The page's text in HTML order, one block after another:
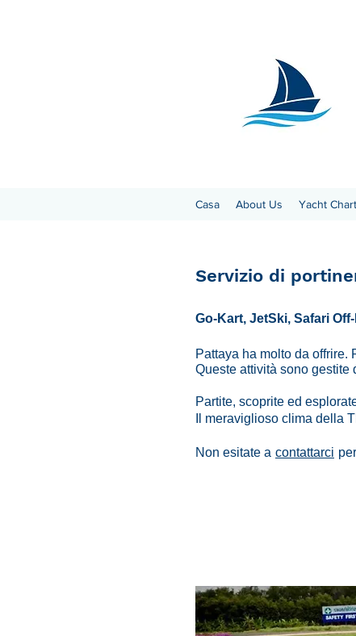
Casa About Us Yacht
Servizio di
Go-Kart, JetSki, Safari
Pattaya ha molto da offrire.
Queste attività sono
Partite, scoprite ed
Il meraviglioso clima della
Non esitate a contattarci